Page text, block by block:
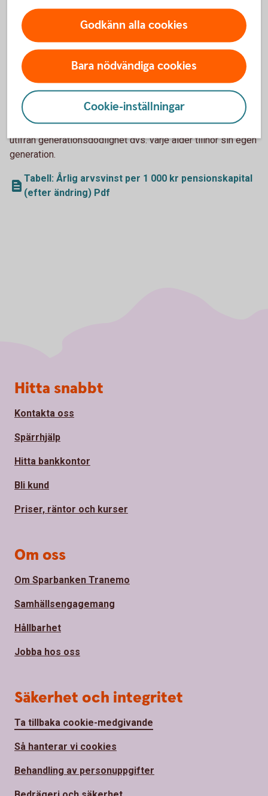
(före ändring) Pdf
Arvsvinsttilldelning efter 2023-10-01
Tabellen nedan visar storleken på årlig arvsvinst per 1 000
SEK i pensionskapital för respektive ålder från och med
2023-10-01 för försäkringar som saknar
återbetalningsskydd. Arvsvinsterna nedan är beräknade
utifrån generationsdödlighet dvs. varje ålder tillhör sin egen
generation.
Tabell: Årlig arvsvinst per 1 000 kr pensionskapital
(efter ändring) Pdf
Godkänn alla cookies
Bara nödvändiga cookies
Cookie-inställningar
Sidfot
Hitta snabbt
Kontakta oss
Spärrhjälp
Hitta bankkontor
Bli kund
Priser, räntor och kurser
Om oss
Om Sparbanken Tranemo
Samhällsengagemang
Hållbarhet
Jobba hos oss
Säkerhet och integritet
Ta tillbaka cookie-medgivande
Så hanterar vi cookies
Behandling av personuppgifter